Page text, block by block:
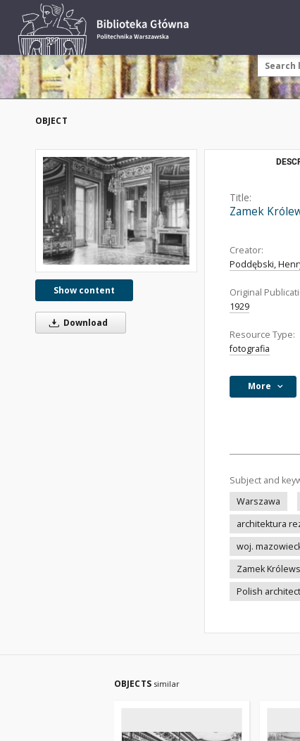
OBJECT
Show content
Download
Title:
Zamek
Creator:
Poddębski,
Original
1929
Resource Type:
fotografia
More
Subject and
Warszawa
architektura
woj.
Zamek
Polish
OBJECTS similar